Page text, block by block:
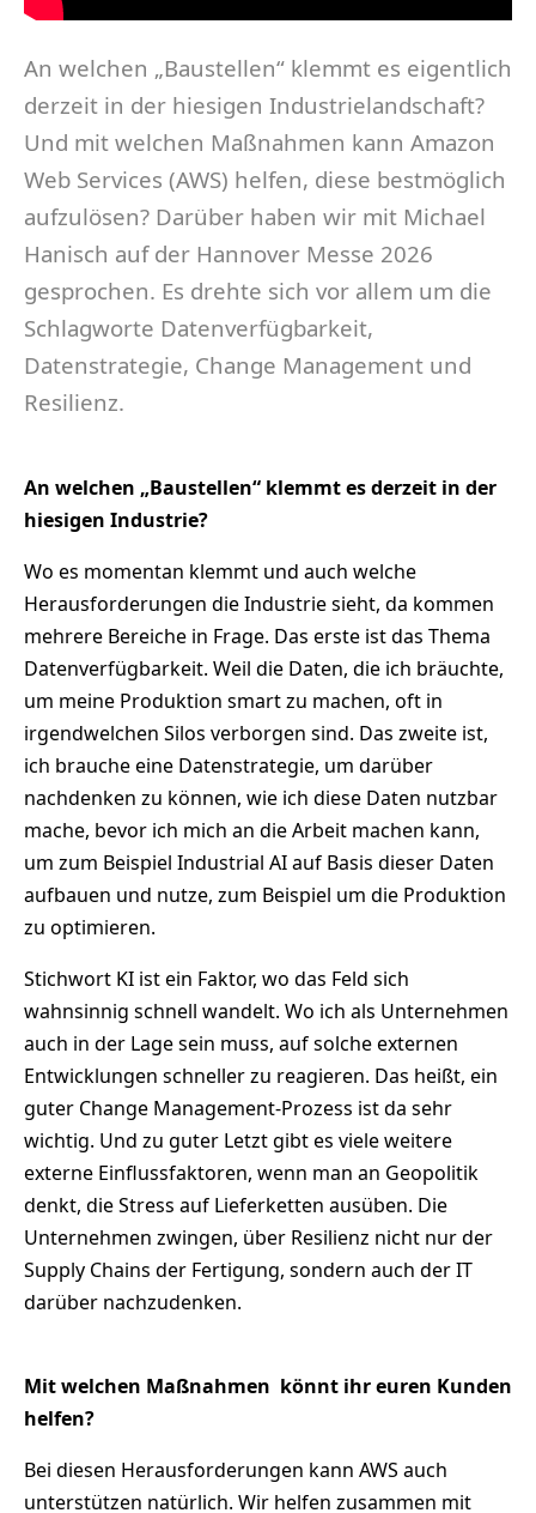
An welchen „Baustellen“ klemmt es eigentlich
derzeit in der hiesigen Industrielandschaft?
Und mit welchen Maßnahmen kann Amazon
Web Services (AWS) helfen, diese bestmöglich
aufzulösen? Darüber haben wir mit Michael
Hanisch auf der Hannover Messe 2026
gesprochen. Es drehte sich vor allem um die
Schlagworte Datenverfügbarkeit,
Datenstrategie, Change Management und
Resilienz.
An welchen „Baustellen“ klemmt es derzeit in der
hiesigen Industrie?
Wo es momentan klemmt und auch welche
Herausforderungen die Industrie sieht, da kommen
mehrere Bereiche in Frage. Das erste ist das Thema
Datenverfügbarkeit. Weil die Daten, die ich bräuchte,
um meine Produktion smart zu machen, oft in
irgendwelchen Silos verborgen sind. Das zweite ist,
ich brauche eine Datenstrategie, um darüber
nachdenken zu können, wie ich diese Daten nutzbar
mache, bevor ich mich an die Arbeit machen kann,
um zum Beispiel Industrial AI auf Basis dieser Daten
aufbauen und nutze, zum Beispiel um die Produktion
zu optimieren.
Stichwort KI ist ein Faktor, wo das Feld sich
wahnsinnig schnell wandelt. Wo ich als Unternehmen
auch in der Lage sein muss, auf solche externen
Entwicklungen schneller zu reagieren. Das heißt, ein
guter Change Management-Prozess ist da sehr
wichtig. Und zu guter Letzt gibt es viele weitere
externe Einflussfaktoren, wenn man an Geopolitik
denkt, die Stress auf Lieferketten ausüben. Die
Unternehmen zwingen, über Resilienz nicht nur der
Supply Chains der Fertigung, sondern auch der IT
darüber nachzudenken.
Mit welchen Maßnahmen könnt ihr euren Kunden
helfen?
Bei diesen Herausforderungen kann AWS auch
unterstützen natürlich. Wir helfen zusammen mit